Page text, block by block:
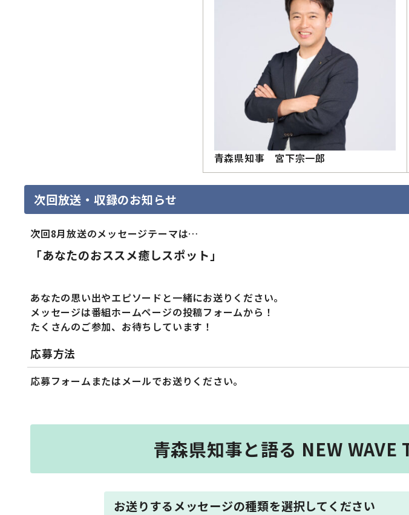
青森県知事 宮下宗一郎
次回放送・収録のお知らせ
次回8月放送のメッセージテーマは…
「あなたのおススメ癒しスポット」
あなたの思い出やエピソードと一緒にお送りください。
メッセージは番組ホームページの投稿フォームから！
たくさんのご参加、お待ちしています！
応募方法
応募フォームまたはメールでお送りください。
青森県知事と語る NEW
お送りするメッセージの種類を選択してください